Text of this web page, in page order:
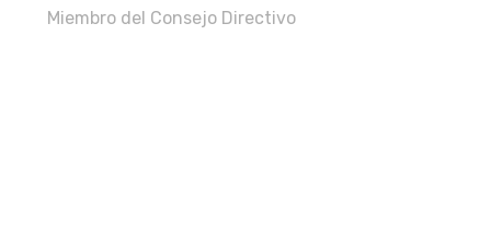
Miembro del Consejo Directivo